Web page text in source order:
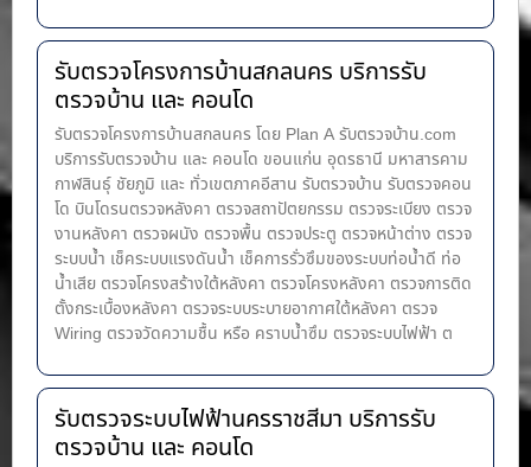
รับตรวจโครงการบ้านสกลนคร บริการรับ
ตรวจบ้าน และ คอนโด
รับตรวจโครงการบ้านสกลนคร โดย Plan A รับตรวจบ้าน.com
บริการรับตรวจบ้าน และ คอนโด ขอนแก่น อุดรธานี มหาสารคาม
กาฬสินธุ์ ชัยภูมิ และ ทั่วเขตภาคอีสาน รับตรวจบ้าน รับตรวจคอน
โด บินโดรนตรวจหลังคา ตรวจสถาปัตยกรรม ตรวจระเบียง ตรวจ
งานหลังคา ตรวจผนัง ตรวจพื้น ตรวจประตู ตรวจหน้าต่าง​ ตรวจ
ระบบน้ำ เช็คระบบแรงดันน้ำ เช็คการรั่วซึมของระบบท่อน้ำ​ดี ท่อ
น้ำ​เสีย ตรวจโครงสร้างใต้หลังคา ตรวจโครงหลังคา ตรวจการติด
ตั้งกระเบื้องหลังคา ตรวจระบบระบายอากาศใต้หลังคา ตรวจ
Wiring ตรวจวัดความชื้น หรือ คราบน้ำซึม ตรวจระบบไฟฟ้า ต
รับตรวจระบบไฟฟ้านครราชสีมา บริการรับ
ตรวจบ้าน และ คอนโด